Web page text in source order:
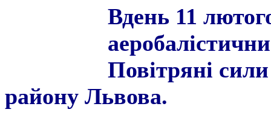
Вдень 11
Повітряні
району Львова.